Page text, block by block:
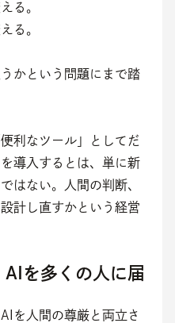
る。
る。
かという問題にまで踏
利なツール」としてだ
導入するとは、単に新
はない。人間の判断、
計し直すかという経営
AIを多くの人に届
を人間の尊厳と両立さ